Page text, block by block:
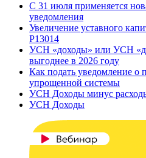
С 31 июля применяется
уведомления
Увеличение уставного
Р13014
УСН «доходы» или УСН
выгоднее в 2026 году
Как подать уведомление о
упрощенной системы
УСН Доходы минус
УСН Доходы